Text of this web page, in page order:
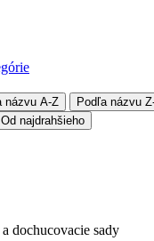
názvu A-Z
Podľa názvu
Od najdrahšieho
dochucovacie sady